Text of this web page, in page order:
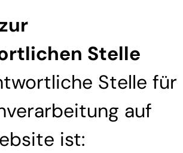
Stelle
Stelle für
auf
ist: